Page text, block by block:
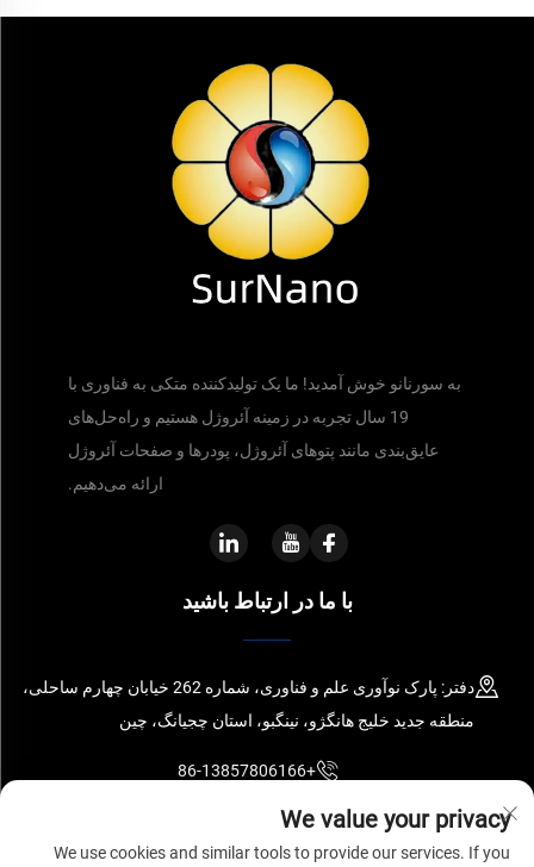
به سورنانو خوش آمدید! ما یک تولیدکننده متکی به فناوری با
19 سال تجربه در زمینه آئروژل هستیم و راه‌حل‌های
عایق‌بندی مانند پتوهای آئروژل، پودرها و صفحات آئروژل
ارائه می‌دهیم.
با ما در ارتباط باشید
دفتر: پارک نوآوری علم و فناوری، شماره 262 خیابان چهارم ساحلی،
منطقه جدید خلیج هانگژو، نینگبو، استان چجیانگ، چین
+86-13857806166
[email protected]
We value your privacy
We use cookies and similar tools to provide our services. If you